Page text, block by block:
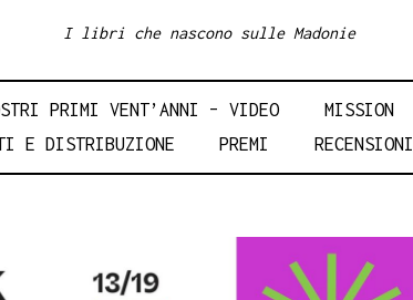
I libri che nascono sulle Madonie
PRIMI VENT’ANNI – VIDEO MISSION
E DISTRIBUZIONE
PREMI RECENSIONI